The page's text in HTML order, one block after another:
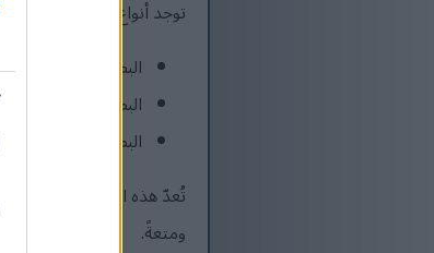
توجد أنواع عديدة من
البطاطا الحلوة ذات
البطاطا الحلوة ذات
البطاطا الحلوة ذات
تُعدّ هذه البطاطا الحلوة
ومتعةً.